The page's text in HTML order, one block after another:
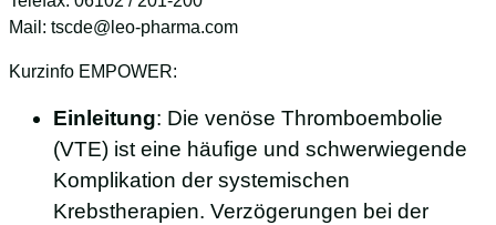
Mail: tscde@leo-pharma.com
Kurzinfo EMPOWER:
Einleitung: Die venöse Thromboembolie
(VTE) ist eine häufige und schwerwiegende
Komplikation der systemischen
Krebstherapien. Verzögerungen bei der